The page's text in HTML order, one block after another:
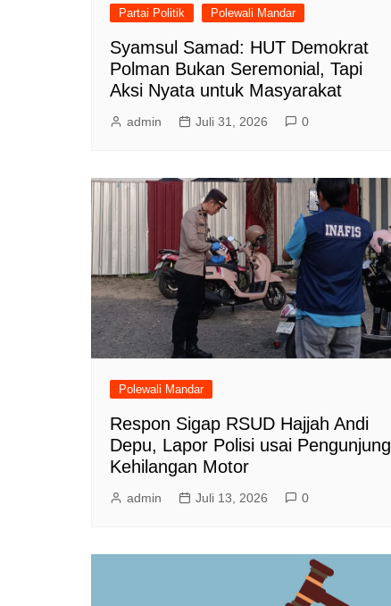
Partai Politik Polewali Mandar
Syamsul Samad: HUT Demokrat
Polman Bukan Seremonial, Tapi
Aksi Nyata untuk Masyarakat
admin Juli 31, 2026 0
Polewali Mandar
Respon Sigap RSUD Hajjah Andi
Depu, Lapor Polisi usai Pengunjung
Kehilangan Motor
admin Juli 13, 2026 0